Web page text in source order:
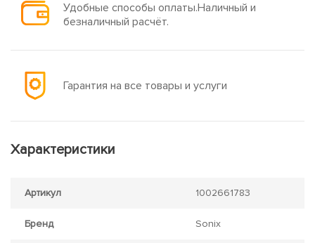
Удобные способы оплаты.Наличный и
безналичный расчёт.
Гарантия на все товары и услуги
Характеристики
Артикул 1002661783
Бренд Sonix